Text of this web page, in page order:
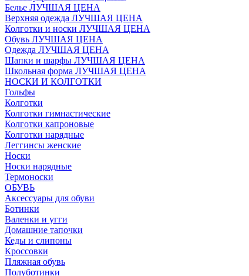
Белье ЛУЧШАЯ ЦЕНА
Верхняя одежда ЛУЧШАЯ ЦЕНА
Колготки и носки ЛУЧШАЯ ЦЕНА
Обувь ЛУЧШАЯ ЦЕНА
Одежда ЛУЧШАЯ ЦЕНА
Шапки и шарфы ЛУЧШАЯ ЦЕНА
Школьная форма ЛУЧШАЯ ЦЕНА
НОСКИ И КОЛГОТКИ
Гольфы
Колготки
Колготки гимнастические
Колготки капроновые
Колготки нарядные
Леггинсы женские
Носки
Носки нарядные
Термоноски
ОБУВЬ
Аксессуары для обуви
Ботинки
Валенки и угги
Домашние тапочки
Кеды и слипоны
Кроссовки
Пляжная обувь
Полуботинки